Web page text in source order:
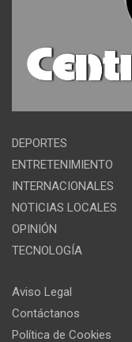
DEPORTES
ENTRETENIMIENTO
INTERNACIONALES
NOTICIAS LOCALES
OPINIÓN
TECNOLOGÍA
Aviso Legal
Contáctanos
Política de Cookies